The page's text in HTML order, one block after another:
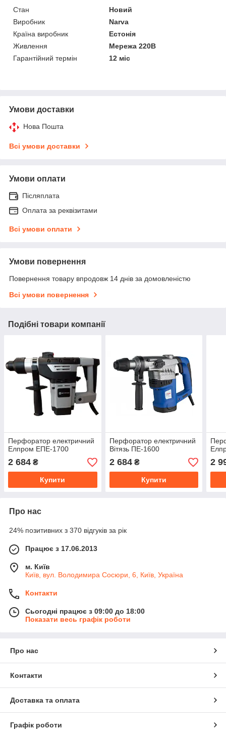
Стан
Новий
Виробник
Narva
Країна виробник
Естонія
Живлення
Мережа 220В
Гарантійний термін
12 міс
Умови доставки
Нова Пошта
Всі умови доставки
Умови оплати
Післяплата
Оплата за реквізитами
Всі умови оплати
Умови повернення
Повернення товару впродовж 14 днів за домовленістю
Всі умови повернення
Подібні товари компанії
Перфоратор електричний
Елпром ЕПЕ-1700
2 684 ₴
Купити
Перфоратор електричний
Вітязь ПЕ-1600
2 684₴
Купити
2
Про нас
24% позитивних з 370 відгуків за рік
Працює з 17.06.2013
м. Київ
Київ, вул. Володимира Сосюри, 6, Київ, Україна
Контакти
Сьогодні працює з 09:00 до 18:00
Показати весь графік роботи
Про нас
Контакти
Доставка та оплата
Графік роботи